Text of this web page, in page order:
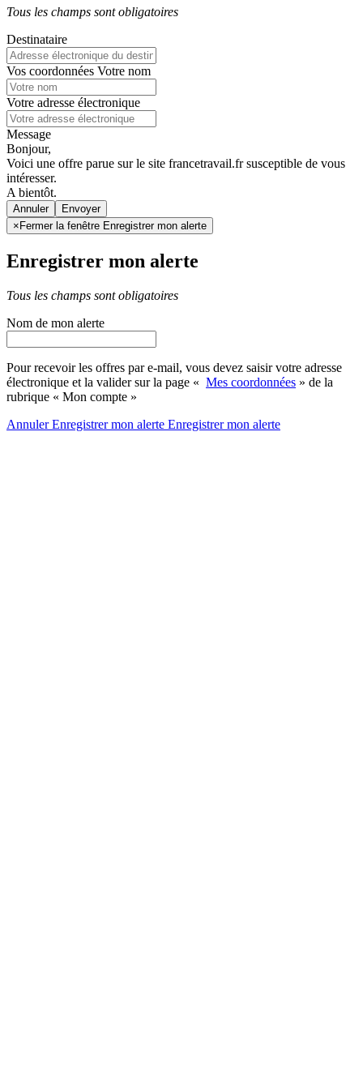
Tous les champs sont obligatoires
Destinataire
Vos coordonnées Votre nom
Votre adresse électronique
Message
Bonjour,
Voici une offre parue sur le site francetravail.fr susceptible de vous
intéresser.
A bientôt.
Annuler
× Fermer la fenêtre Enregistrer mon alerte
Enregistrer mon alerte
Tous les champs sont obligatoires
Nom de mon alerte
Pour recevoir les offres par e-mail, vous devez saisir votre adresse
électronique et la valider sur la page « Mes coordonnées » de la
rubrique « Mon compte »
AnnulerEnregistrer mon alerte Enregistrermon alerte